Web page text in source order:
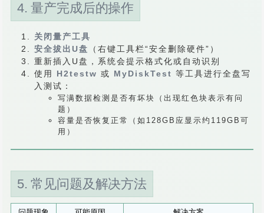
4. 量产完成后的操作
关闭量产工具
安全拔出U盘
（右键工具栏“安全删除硬件”）
重新插入U盘，系统会提示格式化或自动识别
使用 H2testw 或 MyDiskTest 等工具进行全盘写
入测试：
写满数据检测是否有坏块（出现红色块表示有问
题）
容量是否恢复正常（如128GB应显示约119GB可
用）
5. 常见问题及解决方法